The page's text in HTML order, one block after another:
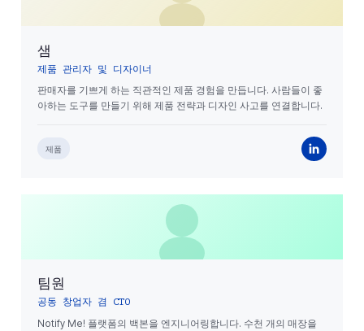
샘
제품 관리자 및 디자이너
판매자를 기쁘게 하는 직관적인 제품 경험을 만듭니다. 사람들이 좋
아하는 도구를 만들기 위해 제품 전략과 디자인 사고를 연결합니다.
제품
팀원
공동 창업자 겸 CTO
Notify Me! 플랫폼의 백본을 엔지니어링합니다. 수천 개의 매장을